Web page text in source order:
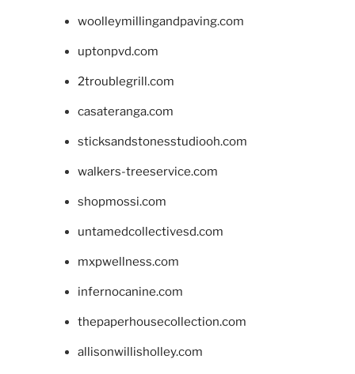
woolleymillingandpaving.com
uptonpvd.com
2troublegrill.com
casateranga.com
sticksandstonesstudiooh.com
walkers-treeservice.com
shopmossi.com
untamedcollectivesd.com
mxpwellness.com
infernocanine.com
thepaperhousecollection.com
allisonwillisholley.com